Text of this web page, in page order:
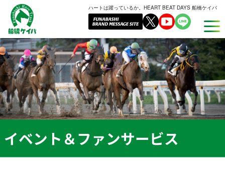
船
橋
ケ
イ
バ
ハートは躍っているか。HEART BEAT DAYS 船橋ケイバ
イベント＆ファンサービス